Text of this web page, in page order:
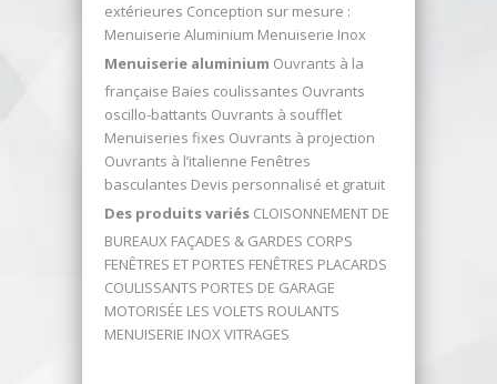
extérieures Conception sur mesure :
Menuiserie Aluminium Menuiserie Inox
Menuiserie aluminium Ouvrants à la
française Baies coulissantes Ouvrants
oscillo-battants Ouvrants à soufflet
Menuiseries fixes Ouvrants à projection
Ouvrants à l’italienne Fenêtres
basculantes Devis personnalisé et gratuit
Des produits variés CLOISONNEMENT DE
BUREAUX FAÇADES & GARDES CORPS
FENÊTRES ET PORTES FENÊTRES PLACARDS
COULISSANTS PORTES DE GARAGE
MOTORISÉE LES VOLETS ROULANTS
MENUISERIE INOX VITRAGES